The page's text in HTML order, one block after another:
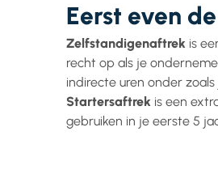
Eerst even
Zelfstandigenaftrek is
recht op als je
indirecte uren onder
Startersaftrek is een
gebruiken in je eerste 5